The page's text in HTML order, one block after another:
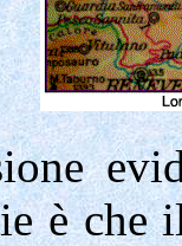
è